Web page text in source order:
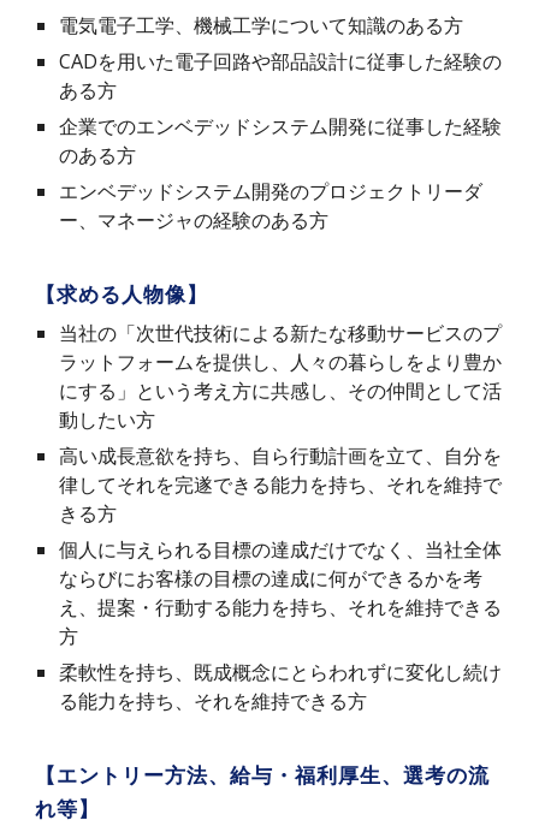
電気電子工学、機械工学について知識のある方
CADを用いた電子回路や部品設計に従事した経験の
ある方
企業でのエンベデッドシステム開発に従事した経験
のある方
エンベデッドシステム開発のプロジェクトリーダ
ー、マネージャの経験のある方
【求める人物像】
当社の「次世代技術による新たな移動サービスのプ
ラットフォームを提供し、人々の暮らしをより豊か
にする」という考え方に共感し、その仲間として活
動したい方
高い成長意欲を持ち、自ら行動計画を立て、自分を
律してそれを完遂できる能力を持ち、それを維持で
きる方
個人に与えられる目標の達成だけでなく、当社全体
ならびにお客様の目標の達成に何ができるかを考
え、提案・行動する能力を持ち、それを維持できる
方
柔軟性を持ち、既成概念にとらわれずに変化し続け
る能力を持ち、それを維持できる方
【エントリー方法、給与・福利厚生、選考の流
れ等】